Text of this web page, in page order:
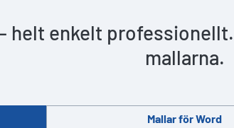
helt enkelt
mallarna.
Mallar för Word